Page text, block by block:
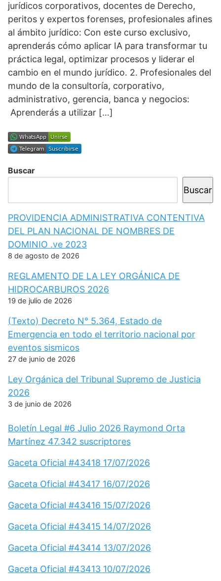
jurídicos corporativos, docentes de Derecho,
peritos y expertos forenses, profesionales afines
al ámbito jurídico: Con este curso exclusivo,
aprenderás cómo aplicar IA para transformar tu
práctica legal, optimizar procesos y liderar el
cambio en el mundo jurídico. 2. Profesionales del
mundo de la consultoría, corporativo,
administrativo, gerencia, banca y negocios:
Aprenderás a utilizar […]
Buscar
Buscar
PROVIDENCIA ADMINISTRATIVA CONTENTIVA
DEL PLAN NACIONAL DE NOMBRES DE
DOMINIO .ve 2023
8 de agosto de 2026
REGLAMENTO DE LA LEY ORGÁNICA DE
HIDROCARBUROS 2026
19 de julio de 2026
(Texto) Decreto N° 5.364, Estado de
Emergencia en todo el territorio nacional por
eventos sismicos
27 de junio de 2026
Ley Orgánica del Tribunal Supremo de Justicia
2026
3 de junio de 2026
Boletín Legal #6 Julio 2026 Raymond Orta
Martínez 47.342 suscriptores
Gaceta Oficial #43418 17/07/2026
Gaceta Oficial #43417 16/07/2026
Gaceta Oficial #43416 15/07/2026
Gaceta Oficial #43415 14/07/2026
Gaceta Oficial #43414 13/07/2026
Gaceta Oficial #43413 10/07/2026